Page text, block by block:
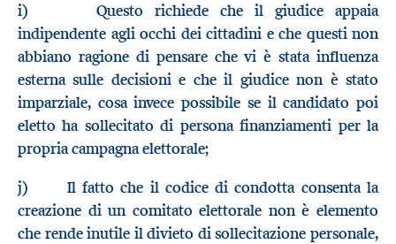
i) Questo richiede che il giudice appaia
indipendente agli occhi dei cittadini e che questi non
abbiano ragione di pensare che vi è stata influenza
esterna sulle decisioni e che il giudice non è stato
imparziale, cosa invece possibile se il candidato poi
eletto ha sollecitato di persona finanziamenti per la
propria campagna elettorale;
j) Il fatto che il codice di condotta consenta la
creazione di un comitato elettorale non è elemento
che rende inutile il divieto di sollecitazione personale,